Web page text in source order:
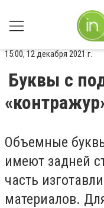
15:00, 12 декабря 2021 г.
Буквы с
Объемные
имеют задней
часть
материалов.